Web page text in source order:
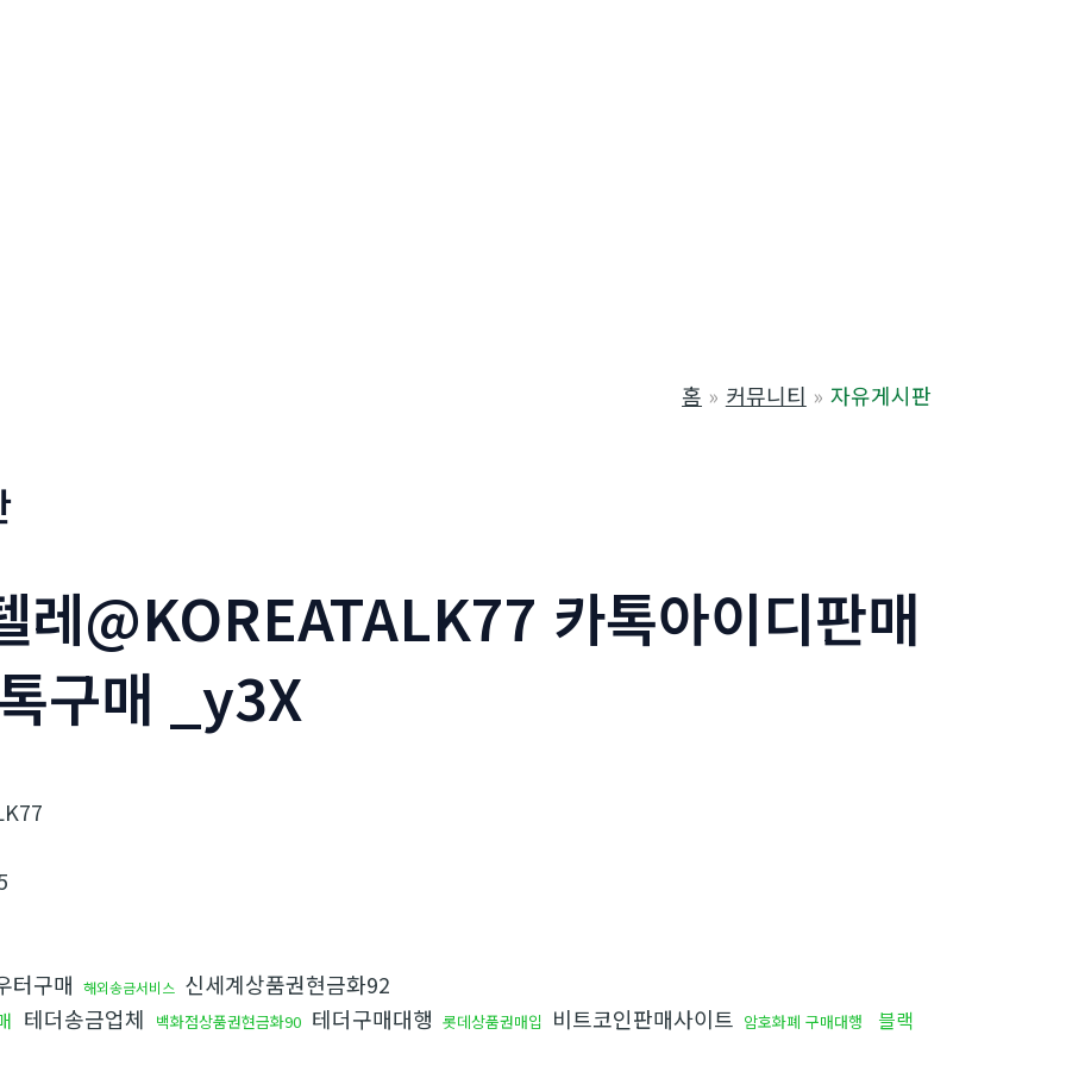
홈 커뮤니티 자유게시판
레@KOREATALK77 카톡아이디판매
구매 _y3X
터구매 해외송금서비스 신세계상품권현금화92
테더송금업체 백화점상품권현금화90 테더구매대행 롯데상품권매입 비트코인판매사이트 암호화폐 구매대행 블랙